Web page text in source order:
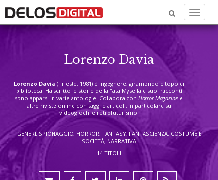
Menu
Lorenzo Davia
Lorenzo Davia (Trieste, 1981) è ingegnere, giramondo e topo di
biblioteca. Ha scritto le storie della Fata Mysella e suoi racconti
sono apparsi in varie antologie. Collabora con Horror Magazine e
altre riviste online con saggi e articoli, in particolare su
videogiochi e retrofuturismo.
GENERI: SPIONAGGIO, HORROR, FANTASY, FANTASCIENZA, COSTUME E
SOCIETÀ, NARRATIVA
14 TITOLI